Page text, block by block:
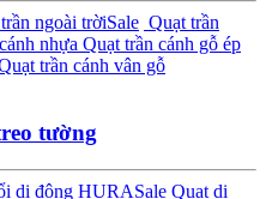
ngoài trờiSale Quạt trần
nhựa Quạt trần cánh gỗ ép
trần cánh vân gỗ
tường
di động HURASale Quạt di